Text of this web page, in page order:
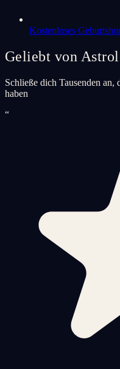
Kostenloses
Geliebt von
Schließe dich Tausenden an,
haben
“